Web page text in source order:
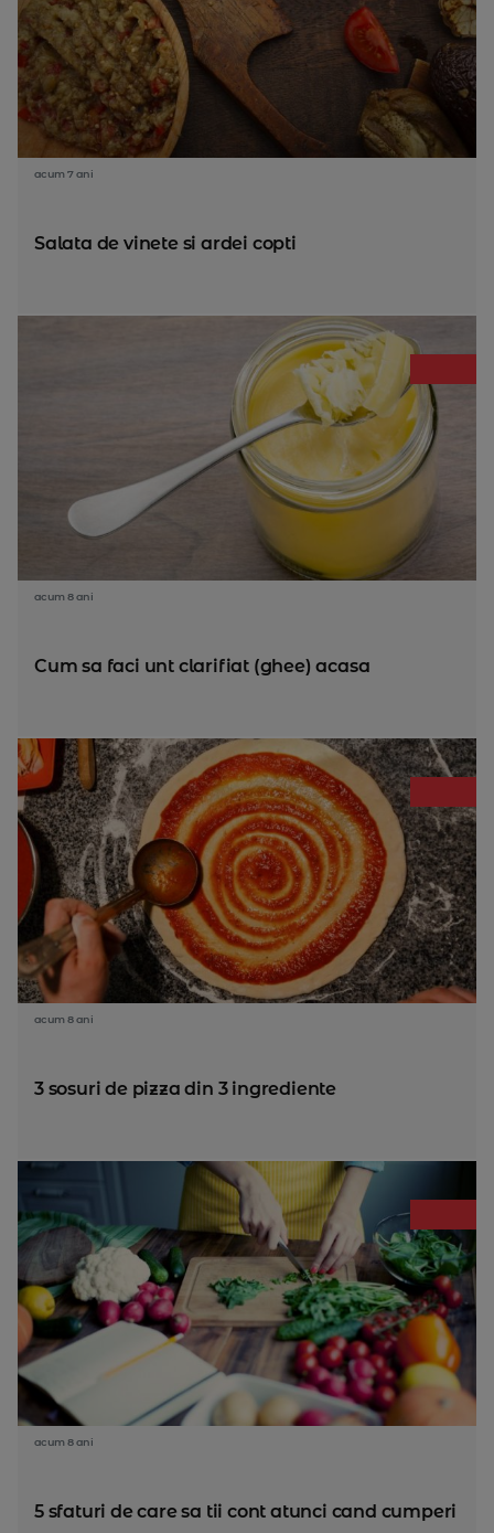
acum 7 ani
Salata de vinete si ardei copti
acum 8 ani
Cum sa faci unt clarifiat (ghee) acasa
acum 8 ani
3 sosuri de pizza din 3 ingrediente
acum 8 ani
5 sfaturi de care sa tii cont atunci cand cumperi